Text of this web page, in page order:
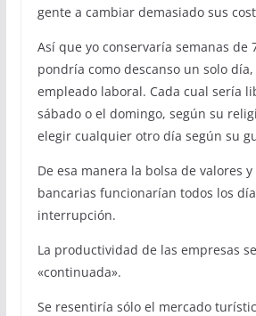
gente a cambiar demasiado sus
Así que yo conservaría semanas de
pondría como descanso un solo
empleado laboral. Cada cual sería
sábado o el domingo, según su
elegir cualquier otro día según su
De esa manera la bolsa de valores
bancarias funcionarían todos los
interrupción.
La productividad de las empresas
«continuada».
Se resentiría sólo el mercado